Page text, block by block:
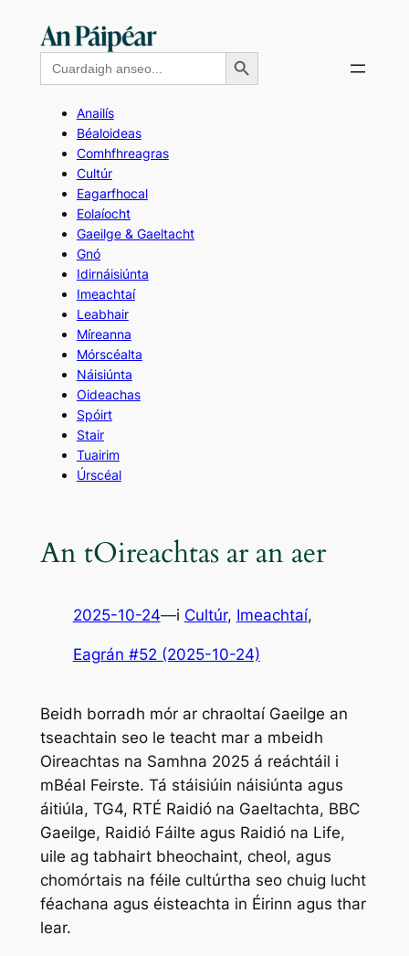
contentSearch
for:
Search Button
Anailís
Béaloideas
Comhfhreagras
Cultúr
Eagarfhocal
Eolaíocht
Gaeilge & Gaeltacht
Gnó
Idirnáisiúnta
Imeachtaí
Leabhair
Míreanna
Mórscéalta
Náisiúnta
Oideachas
Spóirt
Stair
Tuairim
Úrscéal
An tOireachtas ar an aer
2025-10-24—i Cultúr, Imeachtaí,
Eagrán #52 (2025-10-24)
Beidh borradh mór ar chraoltaí Gaeilge an
tseachtain seo le teacht mar a mbeidh
Oireachtas na Samhna 2025 á reáchtáil i
mBéal Feirste. Tá stáisiúin náisiúnta agus
áitiúla, TG4, RTÉ Raidió na Gaeltachta, BBC
Gaeilge, Raidió Fáilte agus Raidió na Life,
uile ag tabhairt bheochaint, cheol, agus
chomórtais na féile cultúrtha seo chuig lucht
féachana agus éisteachta in Éirinn agus thar
lear.